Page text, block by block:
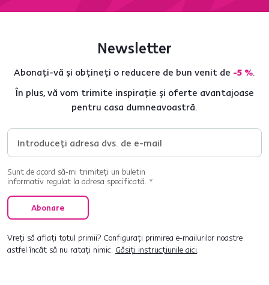
Newsletter
Abonați-vă și obțineți o reducere de bun venit de -5 %.
În plus, vă vom trimite inspirație și oferte avantajoase
pentru casa dumneavoastră.
Sunt de acord să-mi trimiteți un buletin
informativ regulat la adresa specificată. *
Abonare
Vreți să aflați totul primii? Configurați primirea e-mailurilor noastre
astfel încât să nu ratați nimic. Găsiți instrucțiunile aici.